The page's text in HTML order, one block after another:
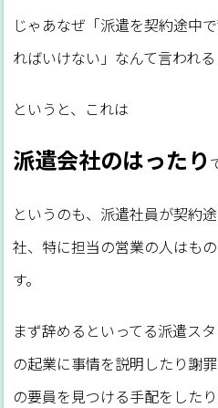
じゃあなぜ「派遣を契約途中
ればいけない」なんて言われ
というと、これは
派遣会社のはったり
というのも、派遣社員が契約
社、特に担当の営業の人はも
す。
まず辞めるといってる派遣ス
の起業に事情を説明したり謝
の要員を見つける手配をしたり